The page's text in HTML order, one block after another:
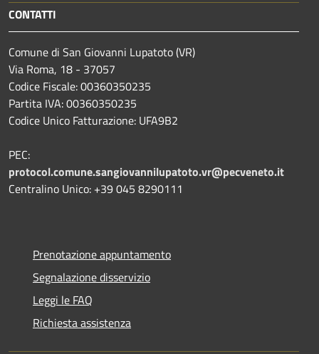
CONTATTI
Comune di San Giovanni Lupatoto (VR)
Via Roma, 18 - 37057
Codice Fiscale: 00360350235
Partita IVA: 00360350235
Codice Unico Fatturazione: UFA9B2
PEC:
protocol.comune.sangiovannilupatoto.vr@pecveneto.it
Centralino Unico: +39 045 8290111
Prenotazione appuntamento
Segnalazione disservizio
Leggi le FAQ
Richiesta assistenza